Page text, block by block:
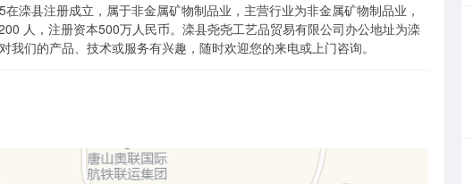
滦县注册成立，属于非金属矿物制品业，主营行业为非金属矿物制品业，
人，注册资本500万人民币。滦县尧尧工艺品贸易有限公司办公地址为滦
们的产品、技术或服务有兴趣，随时欢迎您的来电或上门咨询。